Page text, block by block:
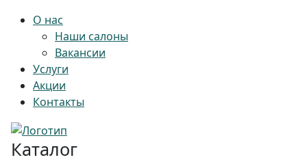
О нас
Наши салоны
Вакансии
Услуги
Акции
Контакты
Каталог